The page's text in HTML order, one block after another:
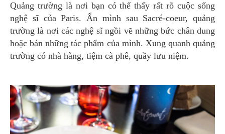
Quảng trường là nơi bạn có thể thấy rất rõ cuộc sống
nghệ sĩ của Paris. Ẩn mình sau Sacré-coeur, quảng
trường là nơi các nghệ sĩ ngồi vẽ những bức chân dung
hoặc bán những tác phẩm của mình. Xung quanh quảng
trường có nhà hàng, tiệm cà phê, quầy lưu niệm.